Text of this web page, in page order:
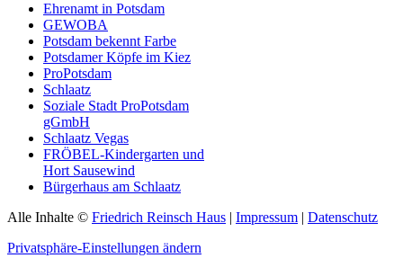
Ehrenamt in Potsdam
GEWOBA
Potsdam bekennt Farbe
Potsdamer Köpfe im Kiez
ProPotsdam
Schlaatz
Soziale Stadt ProPotsdam
gGmbH
Schlaatz Vegas
FRÖBEL-Kindergarten und
Hort Sausewind
Bürgerhaus am Schlaatz
Alle Inhalte © Friedrich Reinsch Haus | Impressum | Datenschutz
Privatsphäre-Einstellungen ändern